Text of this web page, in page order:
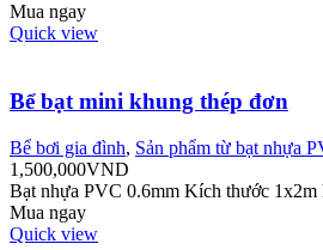
Mua ngay
Quick view
Bể bạt mini khung thép đơn
Bể bơi gia đình, Sản phẩm từ bạt nhựa
1,500,000VND
Bạt nhựa PVC 0.6mm Kích thước
Mua ngay
Quick view